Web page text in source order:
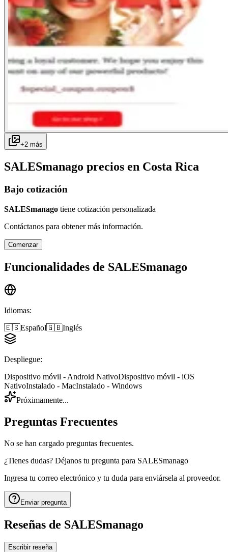
+2 más
SALESmanago precios en Costa Rica
Bajo cotización
SALESmanago tiene cotización personalizada
Contáctanos para obtener más información.
Comenzar
Funcionalidades de SALESmanago
Idiomas:
🇪🇸Español🇬🇧Inglés
Despliegue:
Dispositivo móvil - Android NativoDispositivo móvil - iOS
NativoInstalado - MacInstalado - Windows
Próximamente...
Preguntas Frecuentes
No se han cargado preguntas frecuentes.
¿Tienes dudas? Déjanos tu pregunta para SALESmanago
Ingresa tu correo electrónico y tu duda para enviársela al proveedor.
Enviar pregunta
Reseñas de SALESmanago
Escribir reseña